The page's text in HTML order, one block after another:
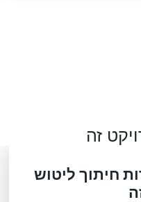
זה
חיתוך ליטוש